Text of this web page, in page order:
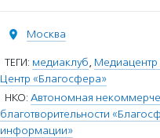
Москва
ТЕГИ: медиаклуб,
Центр «Благосфера»
НКО: Автономная
благотворительности
информации»